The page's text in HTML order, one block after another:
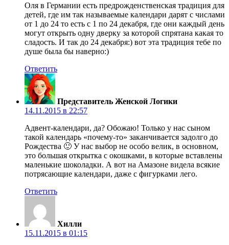
Оля в Германии есть предрожденственская традиция для
детей, где им так называемые календари дарят с числами
от 1 до 24 то есть с 1 по 24 декабря, где они каждый день
могут открыть одну дверку за которой спрятана какая то
сладость. И так до 24 декабря:) вот эта традиция тебе по
душе была бы наверно:)
Ответить
Представитель Женской Логики
14.11.2015 в 22:57
Адвент-календари, да? Обожаю! Только у нас сыном
такой календарь «почему-то» заканчивается задолго до
Рождества 🙂 У нас выбор не особо велик, в основном,
это большая открытка с окошками, в которые вставлены
маленькие шоколадки. А вот на Амазоне видела всякие
потрясающие календари, даже с фигурками лего.
Ответить
Хилли
15.11.2015 в 01:15